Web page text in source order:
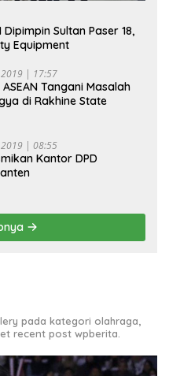
Sultan Paser 18,
Equipment
| 17:57
Tangani Masalah
di Rakhine State
| 08:55
Kantor DPD
pada kategori olahraga,
recent post wpberita.